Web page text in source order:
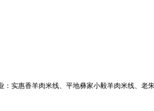
：实惠香羊肉米线、平地彝家小毅羊肉米线、老